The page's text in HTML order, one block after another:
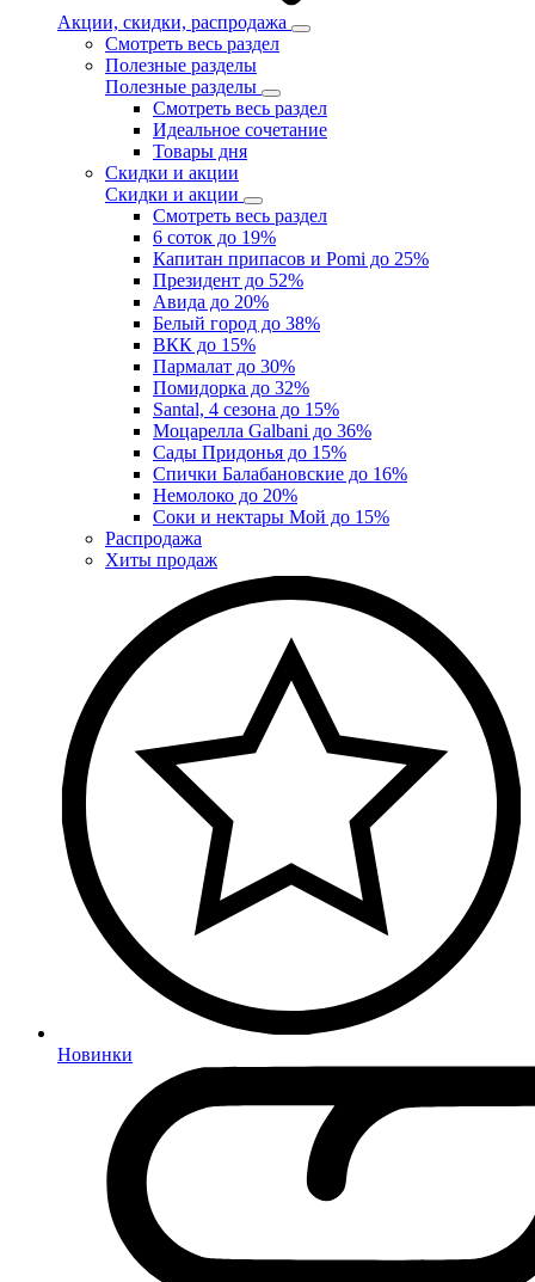
Акции, скидки, распродажа
Смотреть весь раздел
Полезные разделы
Полезные разделы
Смотреть весь раздел
Идеальное сочетание
Товары дня
Скидки и акции
Скидки и акции
Смотреть весь раздел
6 соток до 19%
Капитан припасов и Pomi до 25%
Президент до 52%
Авида до 20%
Белый город до 38%
ВКК до 15%
Пармалат до 30%
Помидорка до 32%
Santal, 4 сезона до 15%
Моцарелла Galbani до 36%
Сады Придонья до 15%
Спички Балабановские до 16%
Немолоко до 20%
Соки и нектары Мой до 15%
Распродажа
Хиты продаж
Новинки